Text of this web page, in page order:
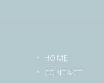
HOME
CONTACT